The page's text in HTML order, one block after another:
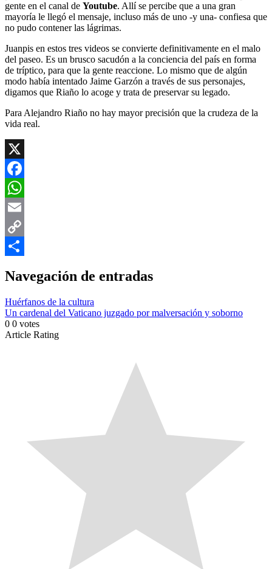
gente en el canal de Youtube. Allí se percibe que a una gran
mayoría le llegó el mensaje, incluso más de uno -y una- confiesa que
no pudo contener las lágrimas.
Juanpis en estos tres videos se convierte definitivamente en el malo
del paseo. Es un brusco sacudón a la conciencia del país en forma
de tríptico, para que la gente reaccione. Lo mismo que de algún
modo había intentado Jaime Garzón a través de sus personajes,
digamos que Riaño lo acoge y trata de preservar su legado.
Para Alejandro Riaño no hay mayor precisión que la crudeza de la
vida real.
X
Facebook
WhatsApp
Email
Copy
Navegación de entradas
Huérfanos de la cultura
Un cardenal del Vaticano juzgado por malversación y soborno
0 0 votes
Article Rating